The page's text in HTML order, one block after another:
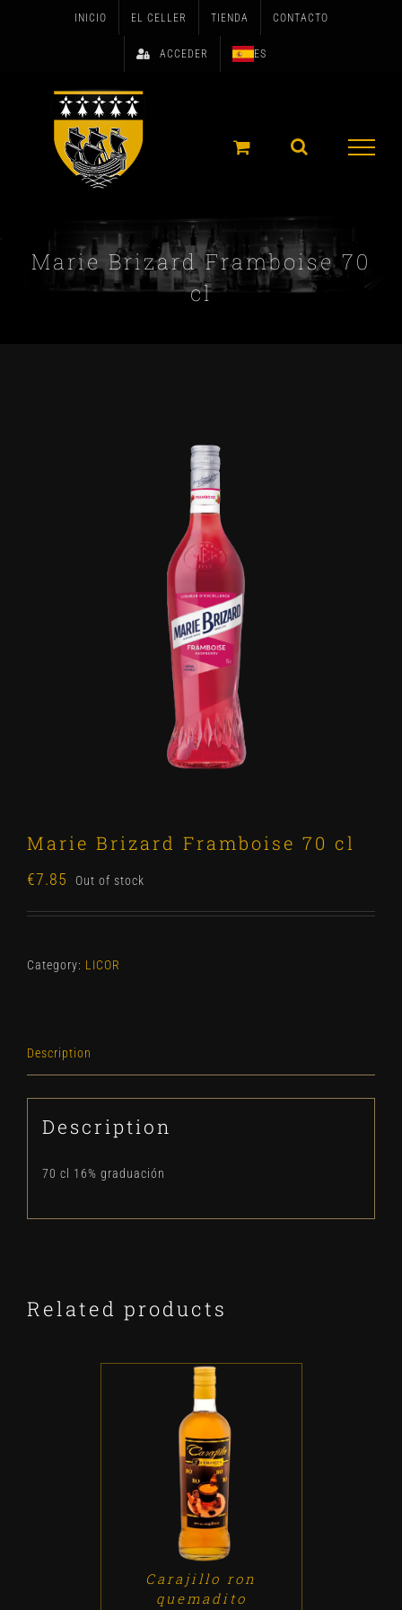
INICIO EL CELLER TIENDA CONTACTO
ACCEDER ES
Marie Brizard Framboise 70
cl
Marie Brizard Framboise 70 cl
€7.85 Out of stock
Category: LICOR
Description
Description
70 cl 16% graduación
Related products
ADD TO CART / DETALLES
Carajillo ron
quemadito